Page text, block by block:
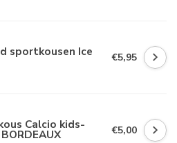
sportkousen Ice €5,95
Calcio kids- €5,00